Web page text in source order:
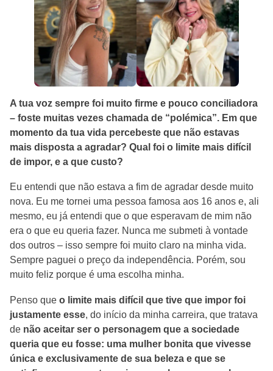
A tua voz sempre foi muito firme e pouco conciliadora
– foste muitas vezes chamada de “polémica”. Em que
momento da tua vida percebeste que não estavas
mais disposta a agradar? Qual foi o limite mais difícil
de impor, e a que custo?
Eu entendi que não estava a fim de agradar desde muito
nova. Eu me tornei uma pessoa famosa aos 16 anos e, ali
mesmo, eu já entendi que o que esperavam de mim não
era o que eu queria fazer. Nunca me submeti à vontade
dos outros – isso sempre foi muito claro na minha vida.
Sempre paguei o preço da independência. Porém, sou
muito feliz porque é uma escolha minha.
Penso que o limite mais difícil que tive que impor foi
justamente esse, do início da minha carreira, que tratava
de não aceitar ser o personagem que a sociedade
queria que eu fosse: uma mulher bonita que vivesse
única e exclusivamente de sua beleza e que se